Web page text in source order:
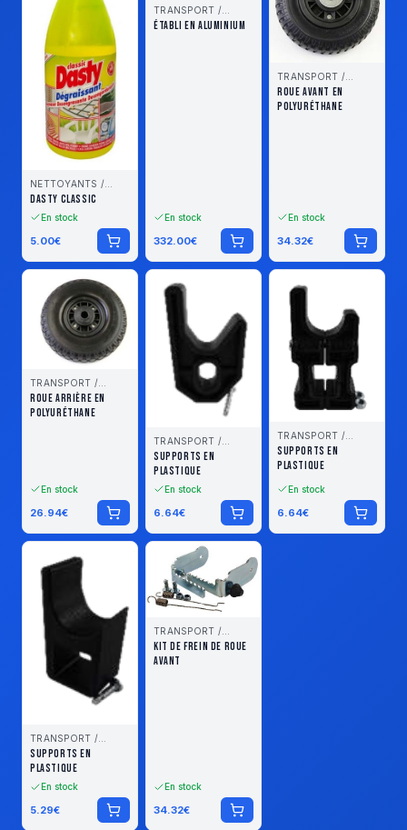
NETTOYANTS /
LUBRIFIANTS
DASTY CLASSIC
En stock
5.00€
TRANSPORT /
STOCKAGE
ÉTABLI EN ALUMINIUM
En stock
332.00€
TRANSPORT /
STOCKAGE
ROUE AVANT EN
POLYURÉTHANE
En stock
34.32€
TRANSPORT /
STOCKAGE
ROUE ARRIÈRE EN
POLYURÉTHANE
En stock
26.94€
TRANSPORT /
STOCKAGE
SUPPORTS EN
PLASTIQUE
En stock
6.64€
TRANSPORT /
STOCKAGE
SUPPORTS EN
PLASTIQUE
En stock
6.64€
TRANSPORT /
STOCKAGE
SUPPORTS EN
PLASTIQUE
En stock
5.29€
TRANSPORT /
STOCKAGE
KIT DE FREIN DE ROUE
AVANT
En stock
34.32€